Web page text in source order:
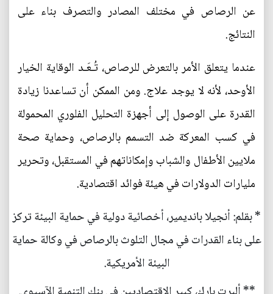
عن الرصاص في مختلف المصادر والتصرف بناء على
النتائج.
عندما يتعلق الأمر بالتعرض للرصاص، تُـعَـد الوقاية الخيار
الأوحد، لأنه لا يوجد علاج. ومن الممكن أن تساعدنا زيادة
القدرة على الوصول إلى أجهزة التحليل الفلوري المحمولة
في كسب المعركة ضد التسمم بالرصاص، وحماية صحة
ملايين الأطفال والشباب وإمكاناتهم في المستقبل، وتحرير
مليارات الدولارات في هيئة فوائد اقتصادية.
* بقلم: أنجيلا بانديمير، أخصائية دولية في حماية البيئة تركز
على بناء القدرات في مجال التلوث بالرصاص في وكالة حماية
البيئة الأمريكية.